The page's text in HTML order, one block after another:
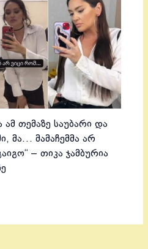
თემაზე საუბარი და
მა… მამაჩემმა არ
– თიკა ჯამბურია